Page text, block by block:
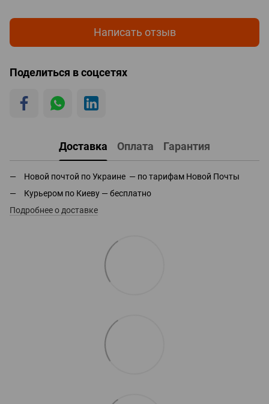
Написать отзыв
Поделиться в соцсетях
Доставка Оплата Гарантия
Новой почтой по Украине — по тарифам Новой Почты
Курьером по Киеву — бесплатно
Подробнее о доставке